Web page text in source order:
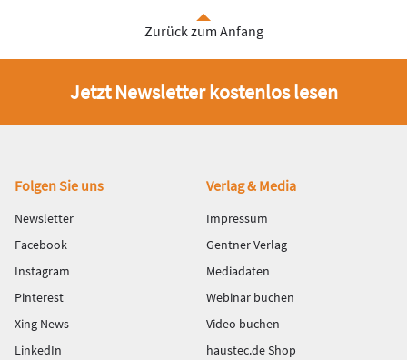
Zurück zum Anfang
Jetzt Newsletter kostenlos lesen
Fußbereich
Folgen Sie uns
Newsletter
Facebook
Instagram
Pinterest
Xing News
LinkedIn
Verlag & Media
Impressum
Gentner Verlag
Mediadaten
Webinar buchen
Video buchen
haustec.de Shop